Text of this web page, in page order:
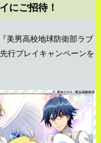
にご招待！
美男高校地球防衛部ラブ
行プレイキャンペーンを